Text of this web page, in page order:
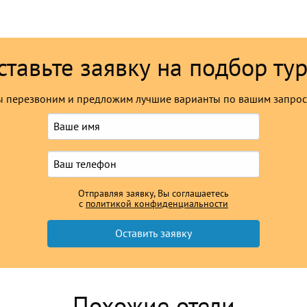
заявку на подбор
перезвоним и предложим лучшие варианты по вашим
Отправляя заявку, Вы соглашаетесь
с политикой конфиденциальности